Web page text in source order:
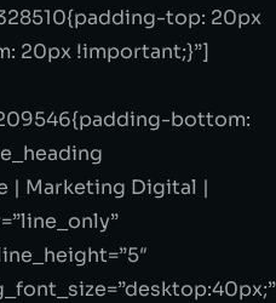
top: 20px
20px !important;}”]
bottom:
| Marketing Digital |